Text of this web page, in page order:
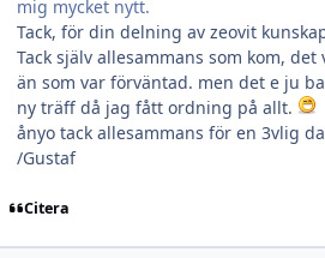
mig mycket nytt.
Tack, för din delning av zeovit
Tack själv allesammans som kom,
än som var förväntad. men det e ju
ny träff då jag fått ordning på allt.
ånyo tack allesammans för en 3vlig
/Gustaf
Citera